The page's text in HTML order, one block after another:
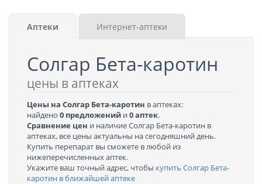
Аптеки Интернет-аптеки
Солгар Бета-каротин
цены в аптеках
Цены на Солгар Бета-каротин в аптеках:
найдено 0 предложений и0 аптек.
Сравнение цен и наличие Солгар Бета-каротин в
аптеках, все цены актуальны на сегодняшний день.
Купить перепарат вы сможете в любой из
нижеперечисленных аптек.
Укажите ваш точный адрес, чтобы купить Солгар Бета-
каротин в ближайшей аптеке